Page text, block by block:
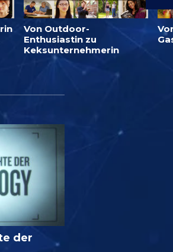
Von Outdoor-
Enthusiastin zu
Keksunternehmerin
der